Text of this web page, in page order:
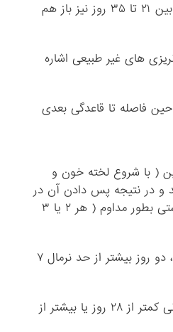
حتی شروع آن با اختلاف بین ۲۱ تا ۳۵ روز نیز باز هم
های غیر طبیعی اشاره
فاصله تا قاعدگی بعدی
( با شروع لخته خون و
و در نتیجه پس دادن آن در
شب یا تعویض نوار بهداشتی بطور مداوم ( هر ۲ یا ۳
· اگر طول زمان خونریزی ، دو روز بیشتر از حد نرمال ۷
· اگر شروع آن بطور ناگهانی کمتر از ۲۸ روز یا بیشتر از